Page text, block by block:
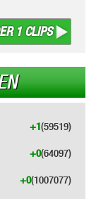
1 CLIPS
(59519)
+1
(64097)
+0
(1007077)
+0